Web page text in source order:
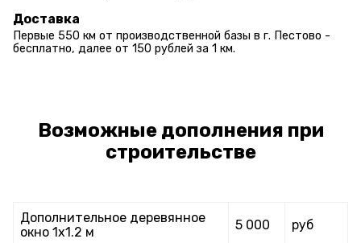
Доставка
Первые 550 км от производственной базы в г. Пестово -
бесплатно, далее от 150 рублей за 1 км.
Возможные дополнения при
строительстве
Дополнительное деревянное
окно 1х1.2 м
5 000 руб